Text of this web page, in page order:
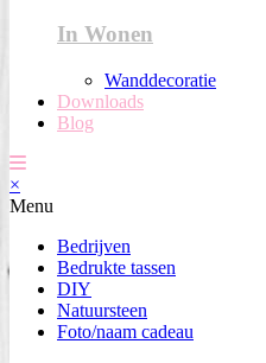
In Wonen
Wanddecoratie
Downloads
Blog
×
Menu
Bedrijven
Bedrukte tassen
DIY
Natuursteen
Foto/naam cadeau